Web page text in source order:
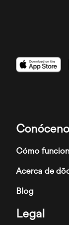
Imagen
Imagen
Cómo
Acerca de
Blog
Legal